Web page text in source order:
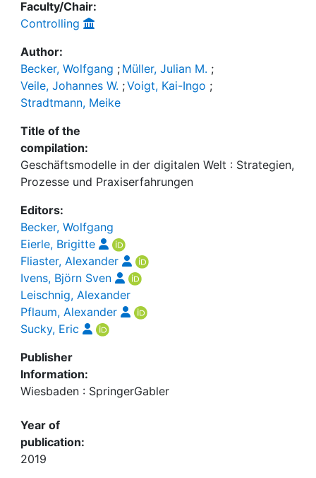
Faculty/Chair:
Controlling
Author:
Becker, Wolfgang ; Müller, Julian M. ;
Veile, Johannes W. ;Voigt, Kai-Ingo ;
Stradtmann, Meike
Title of the
compilation:
Geschäftsmodelle in der digitalen Welt : Strategien,
Prozesse und Praxiserfahrungen
Editors:
Becker, Wolfgang
Eierle, Brigitte
Fliaster, Alexander
Ivens, Björn Sven
Leischnig, Alexander
Pflaum, Alexander
Sucky, Eric
Publisher
Information:
Wiesbaden : SpringerGabler
Year of
publication:
2019